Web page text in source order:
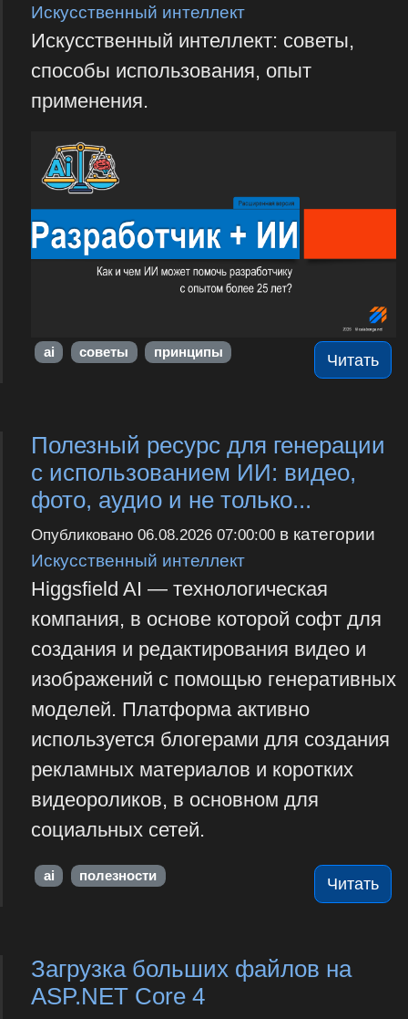
Искусственный интеллект
Искусственный интеллект: советы,
способы использования, опыт
применения.
Читать
ai советы принципы
Полезный ресурс для генерации
с использованием ИИ: видео,
фото, аудио и не только...
Опубликовано 06.08.2026 07:00:00в категории
Искусственный интеллект
Higgsfield AI — технологическая
компания, в основе которой софт для
создания и редактирования видео и
изображений с помощью генеративных
моделей. Платформа активно
используется блогерами для создания
рекламных материалов и коротких
видеороликов, в основном для
социальных сетей.
Читать
ai полезности
Загрузка больших файлов на
ASP.NET Core 4